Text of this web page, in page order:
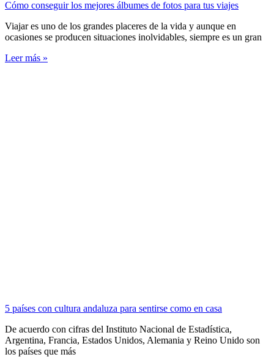
Cómo conseguir los mejores álbumes de fotos para tus viajes
Viajar es uno de los grandes placeres de la vida y aunque en
ocasiones se producen situaciones inolvidables, siempre es un gran
Leer más »
5 países con cultura andaluza para sentirse como en casa
De acuerdo con cifras del Instituto Nacional de Estadística,
Argentina, Francia, Estados Unidos, Alemania y Reino Unido son
los países que más